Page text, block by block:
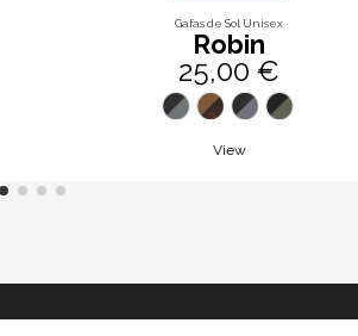
Gafas de Sol Unisex
Robin
25,00 €
View